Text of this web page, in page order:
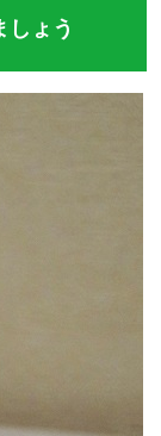
しょう